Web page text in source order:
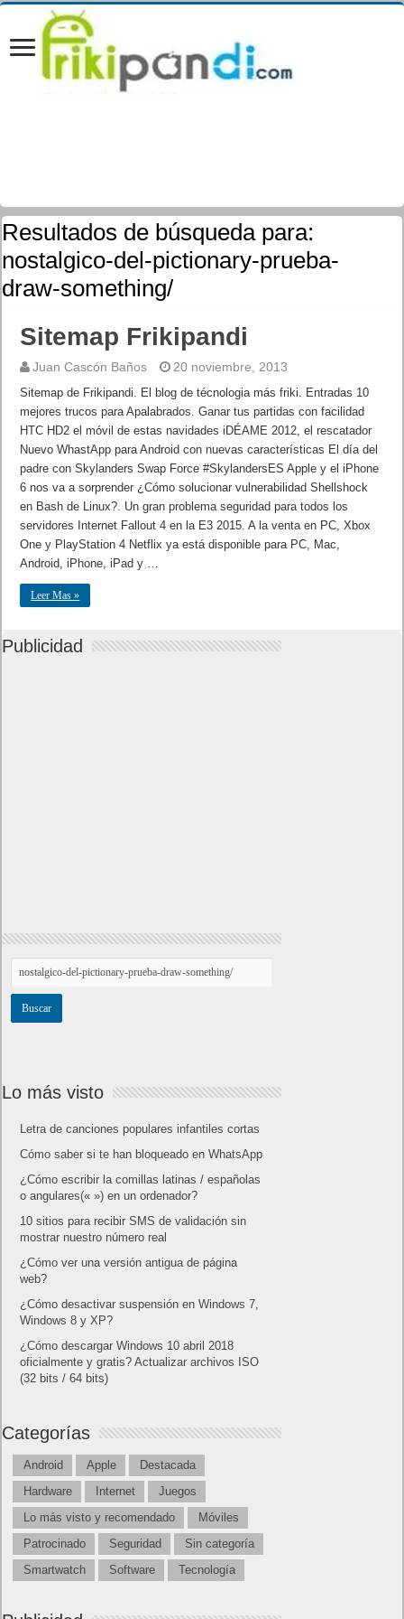
Resultados de búsqueda para:
nostalgico-del-pictionary-prueba-
draw-something/
Sitemap Frikipandi
Juan Cascón Baños 20 noviembre, 2013
Sitemap de Frikipandi. El blog de técnologia más friki. Entradas 10
mejores trucos para Apalabrados. Ganar tus partidas con facilidad
HTC HD2 el móvil de estas navidades iDÉAME 2012, el rescatador
Nuevo WhastApp para Android con nuevas características El día del
padre con Skylanders Swap Force #SkylandersES Apple y el iPhone
6 nos va a sorprender ¿Cómo solucionar vulnerabilidad Shellshock
en Bash de Linux?. Un gran problema seguridad para todos los
servidores Internet Fallout 4 en la E3 2015. A la venta en PC, Xbox
One y PlayStation 4 Netflix ya está disponible para PC, Mac,
Android, iPhone, iPad y …
Leer Mas »
Publicidad
Lo más visto
Letra de canciones populares infantiles cortas
Cómo saber si te han bloqueado en WhatsApp
¿Cómo escribir la comillas latinas / españolas
o angulares(« ») en un ordenador?
10 sitios para recibir SMS de validación sin
mostrar nuestro número real
¿Cómo ver una versión antigua de página
web?
¿Cómo desactivar suspensión en Windows 7,
Windows 8 y XP?
¿Cómo descargar Windows 10 abril 2018
oficialmente y gratis? Actualizar archivos ISO
(32 bits / 64 bits)
Categorías
Android Apple
Destacada
Hardware
Internet
Juegos
Lo más visto y recomendado
Móviles
Patrocinado
Seguridad
Sin categoría
Smartwatch
Software Tecnología